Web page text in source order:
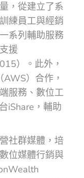
，從建立了系
練員工與經銷
系列輔助服務
援
）。此外，
）合作，
服務、數位工
iShare，輔助
社群媒體，培
位媒體行銷與